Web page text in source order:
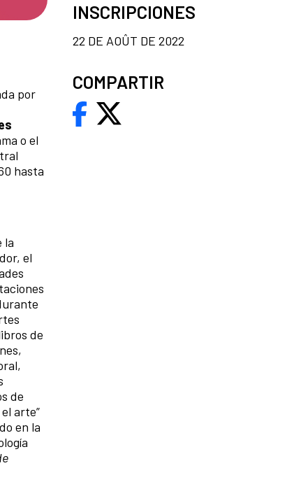
por
o el
hasta
la
el
de
de
arte”
en la
INSCRIPCIONES
22 DE AOÛT DE 2022
COMPARTIR